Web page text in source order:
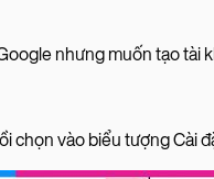
nhưng muốn tạo tài
chọn vào biểu tượng Cài